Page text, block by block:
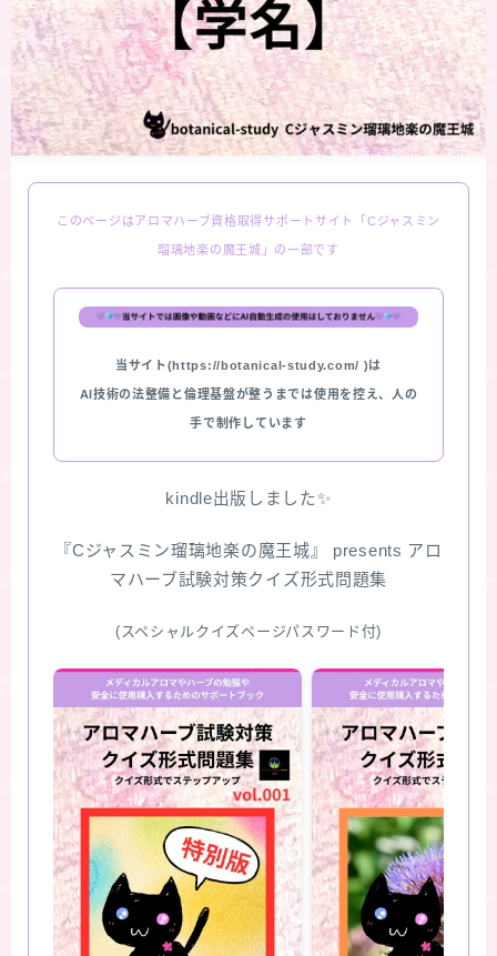
このページはアロマハーブ資格取得サポートサイト「Cジャスミン
瑠璃地楽の魔王城」の一部です
当サイト(https://botanical-study.com/ )は
AI技術の法整備と倫理基盤が整うまでは使用を控え、人の
手で制作しています
kindle出版しました✨
『Cジャスミン瑠璃地楽の魔王城』 presents アロ
マハーブ試験対策クイズ形式問題集
(スペシャルクイズページパスワード付)